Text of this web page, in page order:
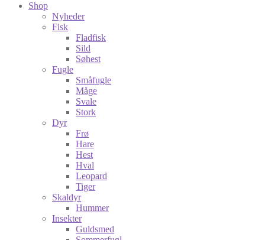
Shop
Nyheder
Fisk
Fladfisk
Sild
Søhest
Fugle
Småfugle
Måge
Svale
Stork
Dyr
Frø
Hare
Hest
Hval
Leopard
Tiger
Skaldyr
Hummer
Insekter
Guldsmed